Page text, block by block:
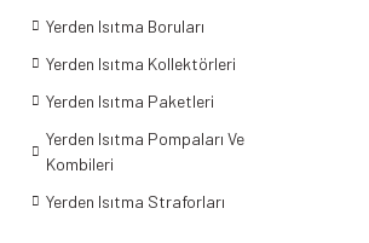
Yerden Isıtma Boruları
Yerden Isıtma Kollektörleri
Yerden Isıtma Paketleri
Yerden Isıtma Pompaları Ve
Kombileri
Yerden Isıtma Straforları